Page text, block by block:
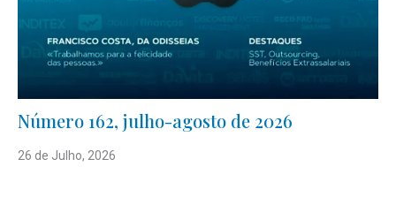
Número 162, julho-agosto de 2026
26 de Julho, 2026